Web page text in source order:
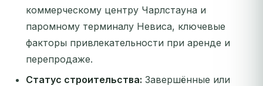
коммерческому центру Чарлстауна и
паромному терминалу Невиса, ключевые
факторы привлекательности при аренде и
перепродаже.
Статус строительства: Завершённые или